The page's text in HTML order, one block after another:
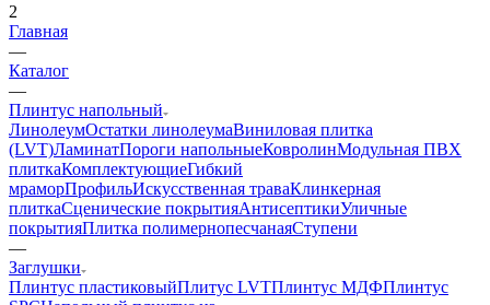
2
Главная
—
Каталог
—
Плинтус напольный
ЛинолеумОстатки линолеумаВиниловая плитка
(LVT)ЛаминатПороги напольныеКовролинМодульная ПВХ
плиткаКомплектующиеГибкий
мраморПрофильИскусственная траваКлинкерная
плиткаСценические покрытияАнтисептикиУличные
покрытияПлитка полимернопесчанаяСтупени
—
Заглушки
Плинтус пластиковыйПлитус LVTПлинтус МДФПлинтус